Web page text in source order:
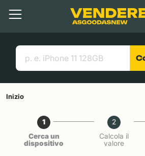
Contenuto principale
Menu
Cerca
Link utili
Inizio
1
Cerca un
dispositivo
2
Calcola il
valore